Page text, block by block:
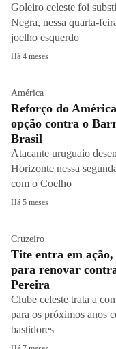
Goleiro celeste foi
Negra, nessa quarta-
joelho esquerdo
Há 4 meses
América
Reforço do
opção contra o
Brasil
Atacante uruguaio
Horizonte nessa
com o Coelho
Há 5 meses
Cruzeiro
Tite entra em
para renovar
Pereira
Clube celeste trata a
para os próximos anos
bastidores